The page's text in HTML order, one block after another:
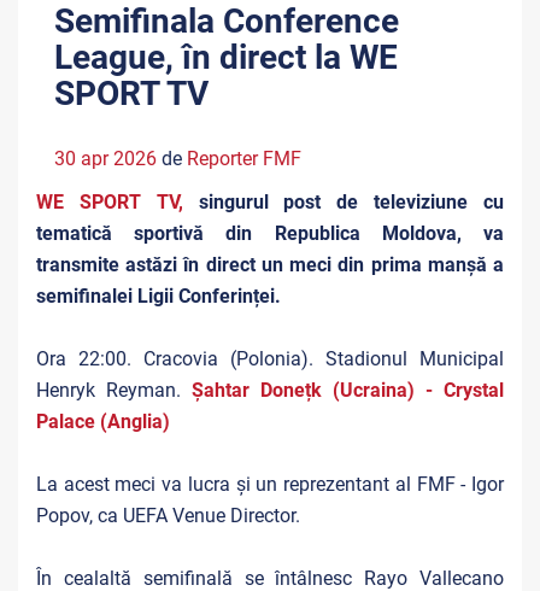
Semifinala Conference
League, în direct la WE
SPORT TV
30 apr 2026 de Reporter FMF
WE SPORT TV, singurul post de televiziune cu
tematică sportivă din Republica Moldova, va
transmite astăzi în direct un meci din prima manșă a
semifinalei Ligii Conferinței.
Ora 22:00. Cracovia (Polonia). Stadionul Municipal
Henryk Reyman. Șahtar Donețk (Ucraina) - Crystal
Palace (Anglia)
La acest meci va lucra și un reprezentant al FMF - Igor
Popov, ca UEFA Venue Director.
În cealaltă semifinală se întâlnesc Rayo Vallecano